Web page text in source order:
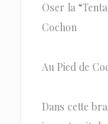
Oser la
Cochon
Au Pied de
Dans cette